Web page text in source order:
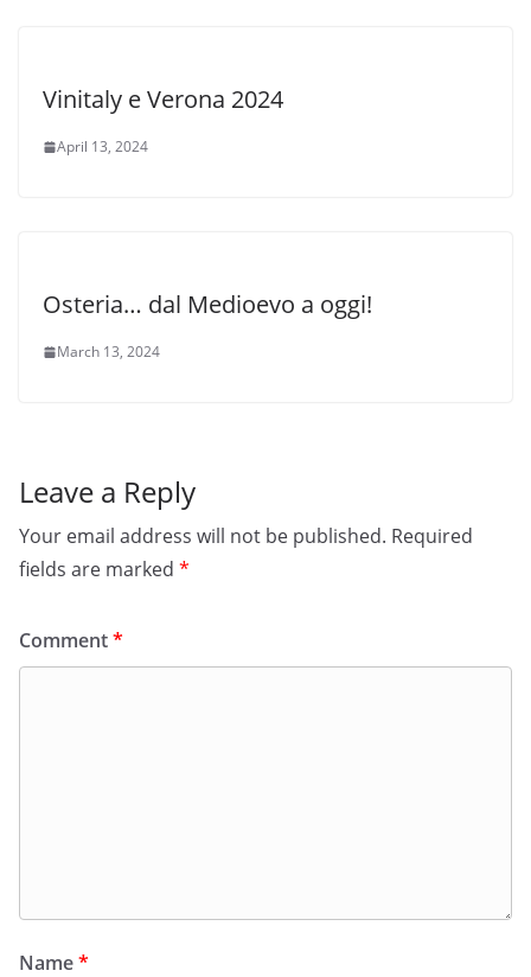
Vinitaly e Verona 2024
April 13, 2024
Osteria… dal Medioevo a oggi!
March 13, 2024
Leave a Reply
Your email address will not be published. Required
fields are marked *
Comment*
Name*